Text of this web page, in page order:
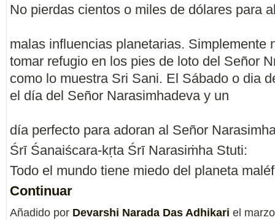
No pierdas cientos o miles de dólares para
malas influencias planetarias. Simplemente
tomar refugio en los pies de loto del Señor
como lo muestra Sri Sani. El Sábado o dia
el día del Señor Narasimhadeva y un
día perfecto para adoran al Señor
Śrī Śanaiścara-kṛta Śrī Narasiṁha Stuti:
Todo el mundo tiene miedo del planeta
Continuar
Añadido por Devarshi Narada Das Adhikari el